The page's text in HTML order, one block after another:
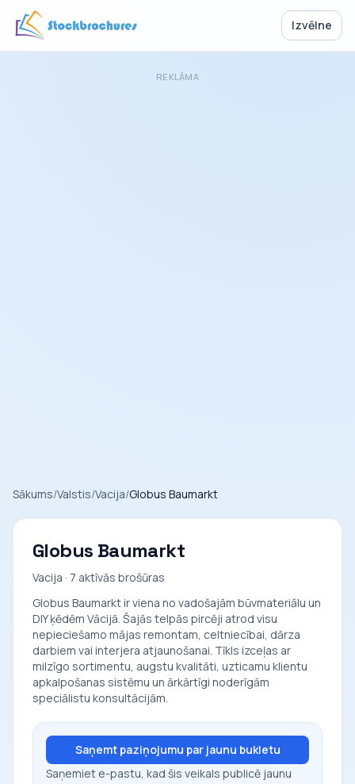
Izvēlne
REKLĀMA
Sākums/Valstis/Vacija/Globus Baumarkt
Globus Baumarkt
Vacija · 7 aktīvās brošūras
Globus Baumarkt ir viena no vadošajām būvmateriālu un
DIY ķēdēm Vācijā. Šajās telpās pircēji atrod visu
nepieciešamo mājas remontam, celtniecībai, dārza
darbiem vai interjera atjaunošanai. Tīkls izceļas ar
milzīgo sortimentu, augstu kvalitāti, uzticamu klientu
apkalpošanas sistēmu un ārkārtīgi noderīgām
speciālistu konsultācijām.
Saņemt paziņojumu par jaunu bukletu
Saņemiet e-pastu, kad šis veikals publicē jaunu